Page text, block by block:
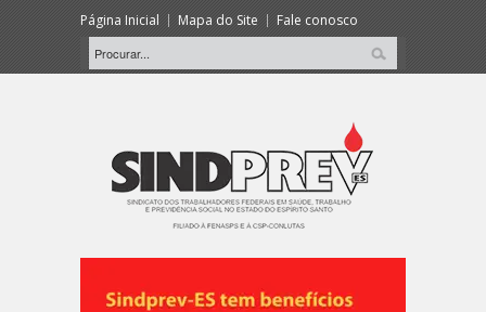
Página Inicial Mapa do Site Fale conosco